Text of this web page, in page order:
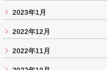
2023年1月
2022年12月
2022年11月